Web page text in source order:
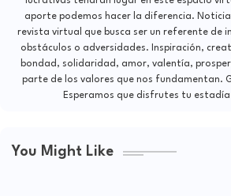
aporte podemos hacer la diferencia.
revista virtual que busca ser un referente de
obstáculos o adversidades. Inspiración,
bondad, solidaridad, amor, valentía,
parte de los valores que nos fundamentan.
Esperamos que disfrutes tu
You Might Like